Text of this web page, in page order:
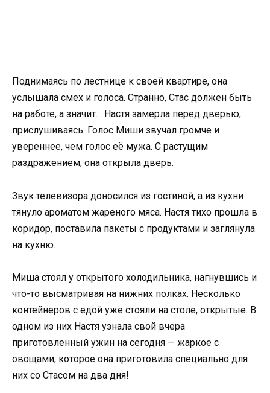
Поднимаясь по лестнице к своей квартире, она
услышала смех и голоса. Странно, Стас должен быть
на работе, а значит… Настя замерла перед дверью,
прислушиваясь. Голос Миши звучал громче и
увереннее, чем голос её мужа. С растущим
раздражением, она открыла дверь.
Звук телевизора доносился из гостиной, а из кухни
тянуло ароматом жареного мяса. Настя тихо прошла в
коридор, поставила пакеты с продуктами и заглянула
на кухню.
Миша стоял у открытого холодильника, нагнувшись и
что-то высматривая на нижних полках. Несколько
контейнеров с едой уже стояли на столе, открытые. В
одном из них Настя узнала свой вчера
приготовленный ужин на сегодня — жаркое с
овощами, которое она приготовила специально для
них со Стасом на два дня!